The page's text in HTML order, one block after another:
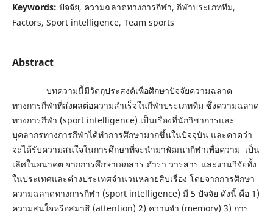
Keywords: ปัจจัย, ความฉลาดทางการกีฬา, กีฬาประเภททีม,
Factors, Sport intelligence, Team sports
Abstract
บทความนี้มีวัตถุประสงค์เพื่อศึกษาปัจจัยความฉลาด
ทางการกีฬาที่ส่งผลต่อความสำเร็จในกีฬาประเภททีม ซึ่งความฉลาด
ทางการกีฬา (sport intelligence) เป็นเรื่องที่นักวิชาการและ
บุคลากรทางการกีฬาได้ทำการศึกษามากขึ้นในปัจจุบัน และคาดว่า
จะได้รับความสนใจในการศึกษาที่จะนำมาพัฒนากีฬาเพื่อความ เป็น
เลิศในอนาคต จากการศึกษาเอกสาร ตำรา วารสาร และงานวิจัยทั้ง
ในประเทศและต่างประเทศจำนวนหลายสิบเรื่อง โดยจากการศึกษา
ความฉลาดทางการกีฬา (sport intelligence) มี 5 ปัจจัย ดังนี้ คือ 1)
ความสนใจหรือสมาธิ (attention) 2) ความจำ (memory) 3) การ